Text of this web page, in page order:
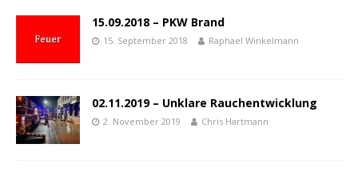
15.09.2018 – PKW Brand
15. September 2018 Raphael Winkelmann
02.11.2019 – Unklare Rauchentwicklung
2. November 2019 Chris Hartmann